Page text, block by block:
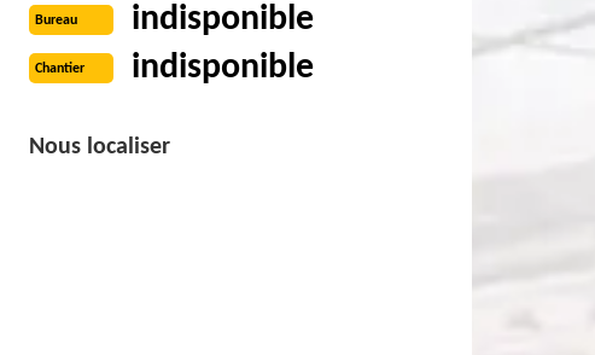
Bureau indisponible
Chantier indisponible
Nous localiser